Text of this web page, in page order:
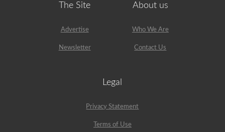
The Site
Advertise
Newsletter
About us
Who We Are
Contact Us
Legal
Privacy Statement
Terms of Use